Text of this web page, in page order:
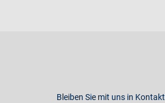
Bleiben Sie mit uns in Kontakt